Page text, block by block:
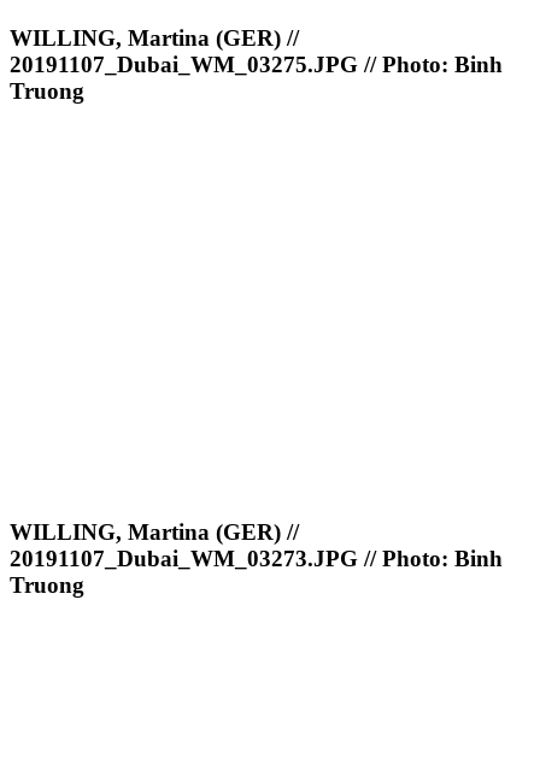
WILLING, Martina (GER) //
20191107_Dubai_WM_03275.JPG // Photo: Binh
Truong
WILLING, Martina (GER) //
20191107_Dubai_WM_03273.JPG // Photo: Binh
Truong